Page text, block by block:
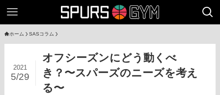
ホーム SASコラム
オフシーズンにどう動くべ
き？〜スパーズのニーズを考え
る〜
2021
5/29